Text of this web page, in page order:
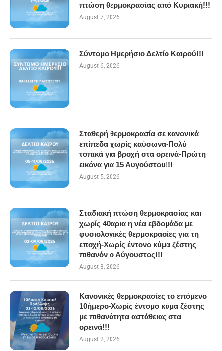
πτώση θερμοκρασίας από Κυριακή!!!
August 7, 2026
Σύντομο Ημερήσιο Δελτίο Καιρού!!!
August 6, 2026
Σταθερή θερμοκρασία σε κανονικά
επίπεδα χωρίς καύσωνα-Πολύ
τοπικά για βροχή στα ορεινά-Πρώτη
εικόνα για 15 Αυγούστου!!!
August 5, 2026
Σταδιακή πτώση θερμοκρασίας και
χωρίς 40αρια η νέα εβδομάδα με
φυσιολογικές θερμοκρασίες για τη
εποχή-Χωρίς έντονο κύμα ζέστης
πιθανόν ο Αύγουστος!!!
August 3, 2026
Κανονικές θερμοκρασίες το επόμενο
10ήμερο-Χωρίς έντομο κύμα ζέστης
με πιθανότητα αστάθειας στα
ορεινά!!!
August 2, 2026